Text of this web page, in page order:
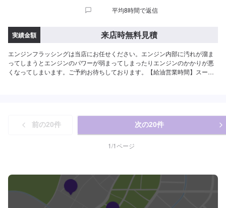
平均8時間で返信
実績金額 来店時無料見積
エンジンフラッシングは当店にお任せください。エンジン内部に汚れが溜ま
ってしまうとエンジンのパワーが弱まってしまったりエンジンのかかりが悪
くなってしまいます。ご予約お待ちしております。【給油営業時間】スーパ
前の20件 次の20件
1/1ページ